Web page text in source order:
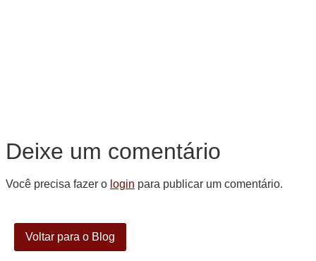
Deixe um comentário
Você precisa fazer o login para publicar um comentário.
Voltar para o Blog